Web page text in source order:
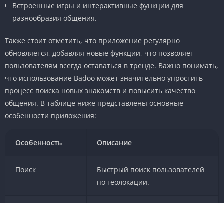
Встроенные игры и интерактивные функции для
разнообразия общения.
Также стоит отметить, что приложение регулярно
обновляется, добавляя новые функции, что позволяет
пользователям всегда оставаться в тренде. Важно понимать,
что использование Badoo может значительно упростить
процесс поиска новых знакомств и повысить качество
общения. В таблице ниже представлены основные
особенности приложения:
Особенность Описание
Поиск
Быстрый поиск пользователей
по геолокации.